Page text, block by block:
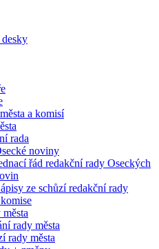
a komisí
rada
noviny
řád redakční rady Oseckých
ze schůzí redakční rady
rady města
rady města